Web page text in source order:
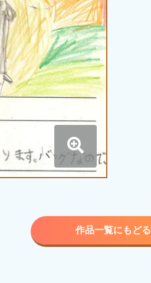
作品一覧にもどる